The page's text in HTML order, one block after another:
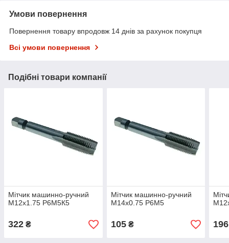
Умови повернення
Повернення товару впродовж 14 днів за рахунок покупця
Всі умови повернення
Подібні товари компанії
Мітчик машинно-ручний
М12х1.75 Р6М5К5
322 ₴
Мітчик машинно-ручний
М14х0.75 Р6М5
105₴ 196